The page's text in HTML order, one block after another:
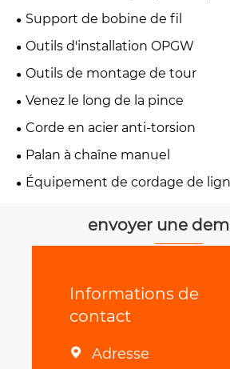
Support de bobine de fil
Outils d'installation OPGW
Outils de montage de tour
Venez le long de la pince
Corde en acier anti-torsion
Palan à chaîne manuel
Équipement de cordage de
envoyer une
Informations de
contact
 Adresse